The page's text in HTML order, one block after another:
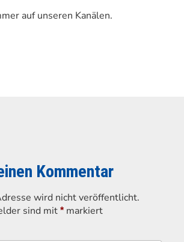
auf unseren Kanälen.
Kommentar
wird nicht veröffentlicht.
sind mit * markiert